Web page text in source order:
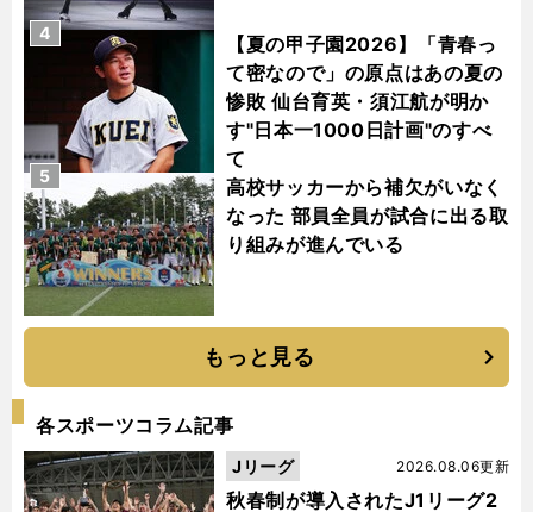
【夏の甲子園2026】「青春っ
て密なので」の原点はあの夏の
惨敗 仙台育英・須江航が明か
す"日本一1000日計画"のすべ
て
4
高校サッカーから補欠がいなく
なった 部員全員が試合に出る取
り組みが進んでいる
5
もっと見る
各スポーツコラム記事
秋春制が導入されたJ1リーグ2
2026.08.06更新
Jリーグ